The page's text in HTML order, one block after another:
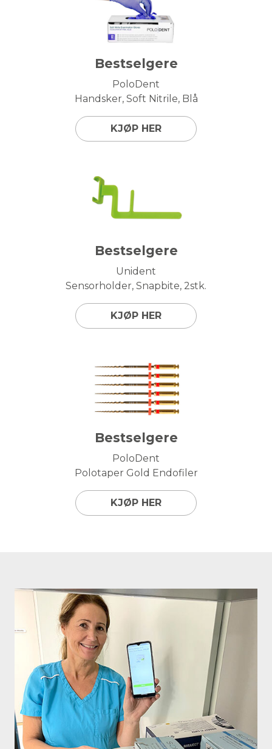
Bestselgere
PoloDent
Handsker, Soft Nitrile, Blå
KJØP HER
Bestselgere
Unident
Sensorholder, Snapbite, 2stk.
KJØP HER
Bestselgere
PoloDent
Polotaper Gold Endofiler
KJØP HER